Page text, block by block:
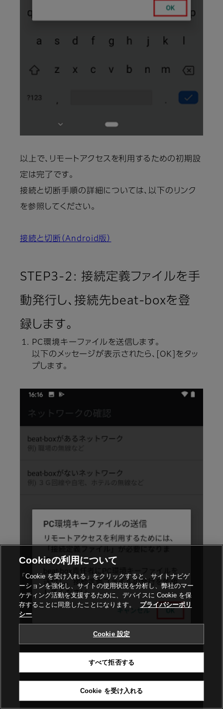
以上で、リモートアクセスを利用するための初期設
定は完了です。
接続と切断手順の詳細については、以下のリンク
を参照してください。
接続と切断（Android版）
STEP3-2: 接続定義ファイルを手
動発行し、接続先beat-boxを登
録します。
PC環境キーファイルを送信します。
以下のメッセージが表示されたら、[OK]をタッ
プします。
Cookieの利用について
「Cookie を受け入れる」をクリックすると、サイトナビゲ
ーションを強化し、サイトの使用状況を分析し、弊社のマー
ケティング活動を支援するために、デバイスに Cookie を保
存することに同意したことになります。
プライバシーポリ
シー
Cookie 設定
すべて拒否する
Cookie を受け入れる